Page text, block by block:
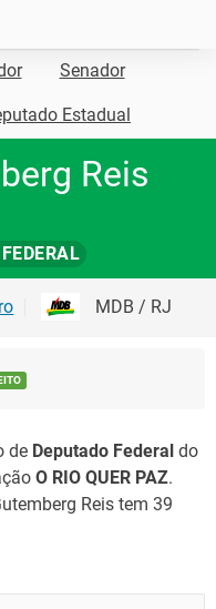
Senador
Estadual
Reis
MDB / RJ
de Deputado Federal do
O RIO QUER PAZ.
Reis tem 39